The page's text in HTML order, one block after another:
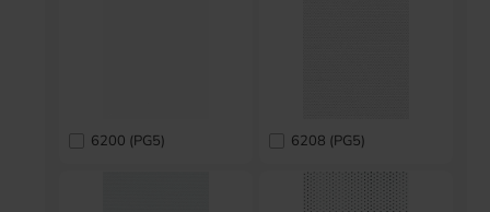
6200 (PG5) 6208 (PG5)